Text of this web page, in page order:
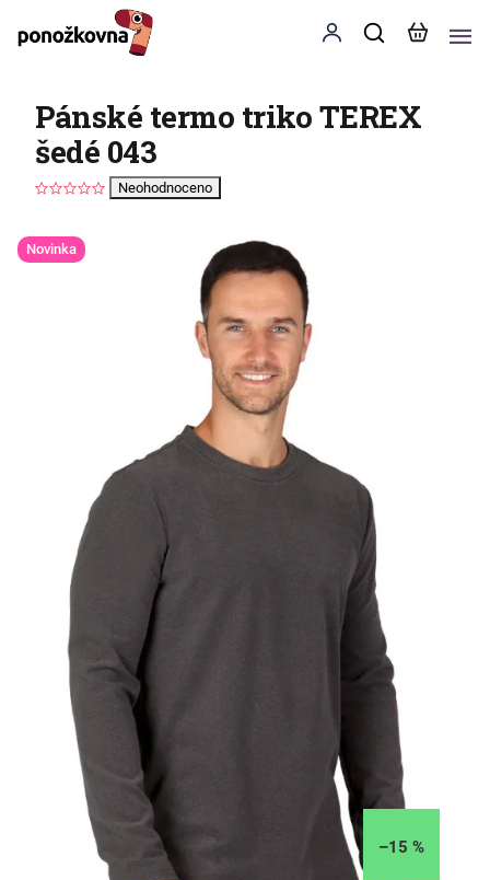
Pánské termo triko TEREX
šedé 043
Neohodnoceno
Novinka
–15 %